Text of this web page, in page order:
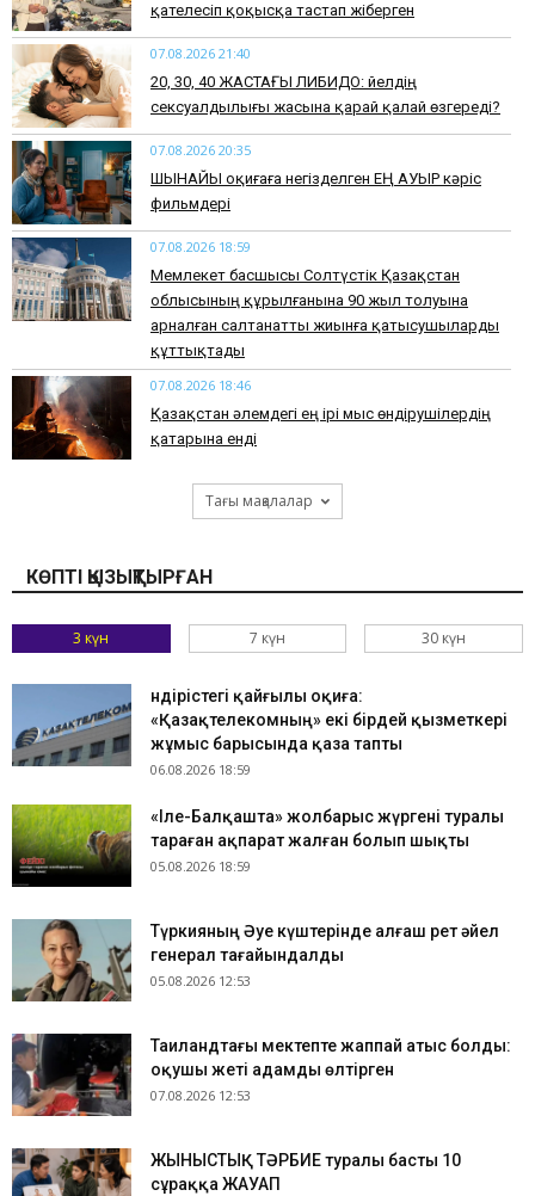
қателесіп қоқысқа тастап жіберген
07.08.2026 21:40
​20, 30, 40 ЖАСТАҒЫ ЛИБИДО: Әйелдің
сексуалдылығы жасына қарай қалай өзгереді?
07.08.2026 20:35
​ШЫНАЙЫ оқиғаға негізделген ЕҢ АУЫР кәріс
фильмдері
07.08.2026 18:59
Мемлекет басшысы Солтүстік Қазақстан
облысының құрылғанына 90 жыл толуына
арналған салтанатты жиынға қатысушыларды
құттықтады
07.08.2026 18:46
Қазақстан әлемдегі ең ірі мыс өндірушілердің
қатарына енді
Тағы мақалалар
КӨПТІ ҚЫЗЫҚТЫРҒАН
3 күн 7 күн 30 күн
Өндірістегі қайғылы оқиға:
«Қазақтелекомның» екі бірдей қызметкері
жұмыс барысында қаза тапты
06.08.2026 18:59
«Іле-Балқашта» жолбарыс жүргені туралы
тараған ақпарат жалған болып шықты
05.08.2026 18:59
Түркияның Әуе күштерінде алғаш рет әйел
генерал тағайындалды
05.08.2026 12:53
Таиландтағы мектепте жаппай атыс болды:
оқушы жеті адамды өлтірген
07.08.2026 12:53
ЖЫНЫСТЫҚ ТӘРБИЕ туралы басты 10
сұраққа ЖАУАП